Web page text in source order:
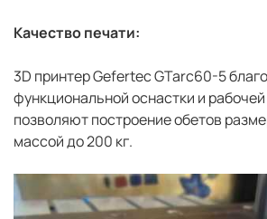
Качество печати:
3D принтер Gefertec GTarc60-5
функциональной оснастки и
позволяют построение обетов
массой до 200 кг.